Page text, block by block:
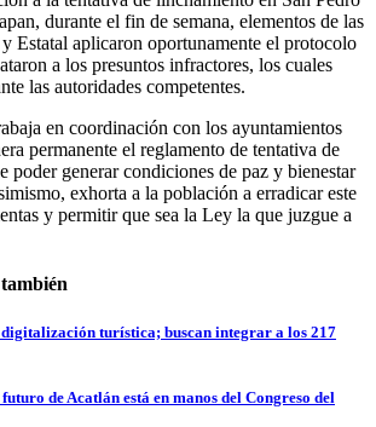
durante el fin de semana, elementos de las
Estatal aplicaron oportunamente el protocolo
a los presuntos infractores, los cuales
las autoridades competentes.
en coordinación con los ayuntamientos
permanente el reglamento de tentativa de
poder generar condiciones de paz y bienestar
exhorta a la población a erradicar este
y permitir que sea la Ley la que juzgue a
turística; buscan integrar a los 217
de Acatlán está en manos del Congreso del